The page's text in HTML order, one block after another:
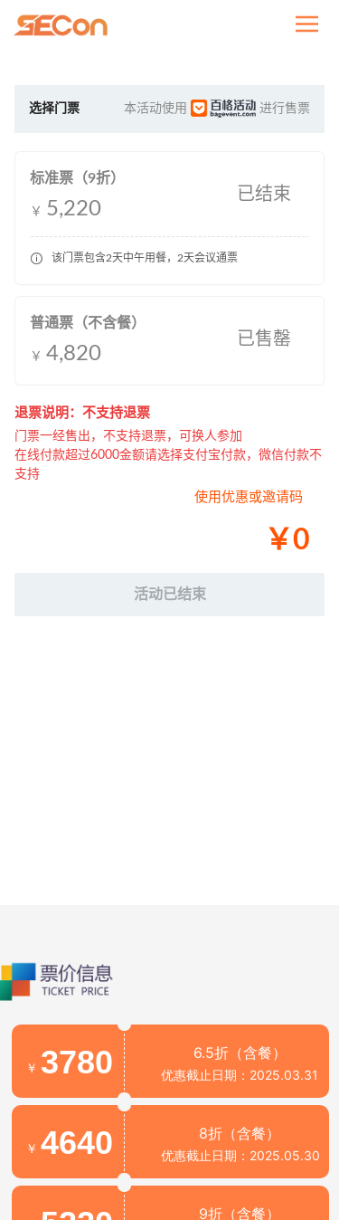
3780 6.5折（含餐）
优惠截止日期：2025.03.31
￥
4640 8折（含餐）
优惠截止日期：2025.05.30
￥
9折（含餐）